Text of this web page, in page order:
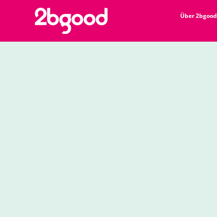
Über 2bgood